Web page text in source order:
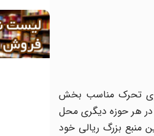
تحرک مناسب بخش
هر حوزه دیگری محل
منبع بزرگ ریالی خود